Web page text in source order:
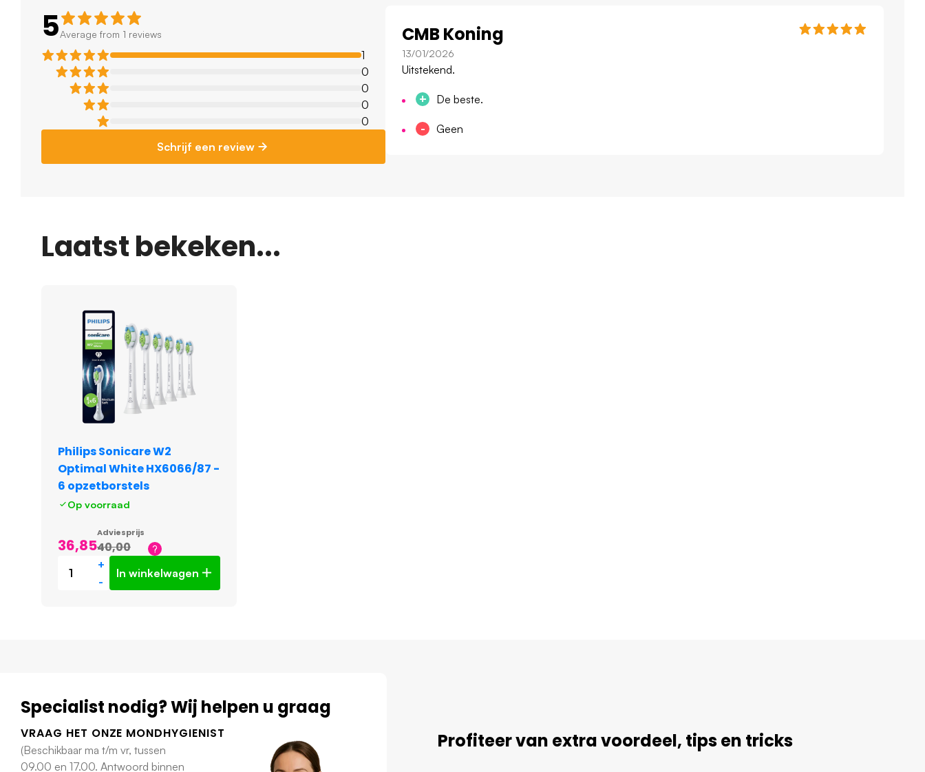
5Average from 1 reviews
1
0
0
0
0
Schrijf een review
CMB Koning
13/01/2026
Uitstekend.
+ De beste.
- Geen
Laatst bekeken...
Philips Sonicare W2
Optimal White HX6066/87 -
6 opzetborstels
Op voorraad
36,85
Adviesprijs
40,00
+
-
In winkelwagen
Specialist nodig? Wij helpen u graag
VRAAG HET ONZE MONDHYGIENIST
(Beschikbaar ma t/m vr, tussen
09.00 en 17.00. Antwoord binnen
Profiteer van extra voordeel, tips en tricks